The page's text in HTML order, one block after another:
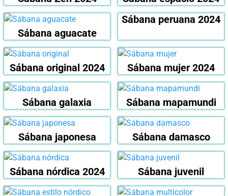
Sábana aguacate
Sábana peruana 2024
Sábana original 2024 Sábana mujer 2024
Sábana galaxia Sábana mapamundi
Sábana japonesa Sábana damasco
Sábana nórdica 2024 Sábana juvenil